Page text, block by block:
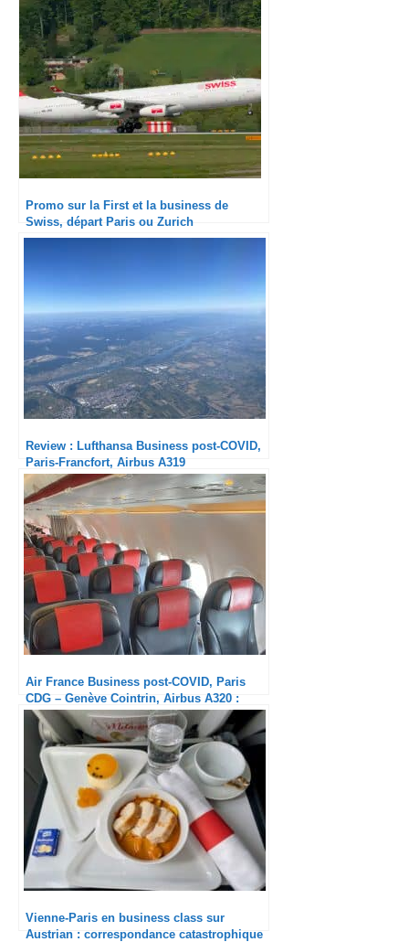
Promo sur la First et la business de
Swiss, départ Paris ou Zurich
Review : Lufthansa Business post-COVID,
Paris-Francfort, Airbus A319
Air France Business post-COVID, Paris
CDG – Genève Cointrin, Airbus A320 :
Service Ultra minimum
Vienne-Paris en business class sur
Austrian : correspondance catastrophique